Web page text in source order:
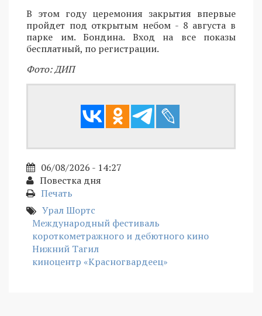
В этом году церемония закрытия впервые
пройдет под открытым небом - 8 августа в
парке им. Бондина. Вход на все показы
бесплатный, по регистрации.
Фото: ДИП
06/08/2026 - 14:27
Повестка дня
Печать
Урал Шортс
Международный фестиваль
короткометражного и дебютного кино
Нижний Тагил
киноцентр «Красногвардеец»